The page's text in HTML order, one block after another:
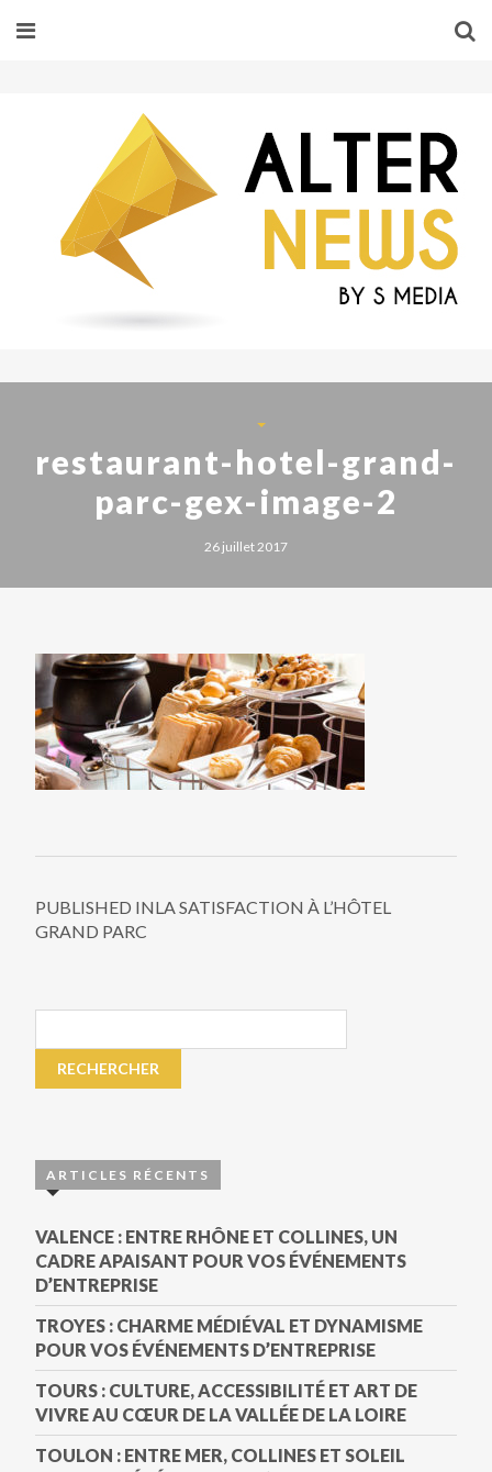
restaurant-hotel-grand-
parc-gex-image-2
26 juillet 2017
PUBLISHED INLA SATISFACTION À L’HÔTEL
GRAND PARC
ARTICLES RÉCENTS
VALENCE : ENTRE RHÔNE ET COLLINES, UN
CADRE APAISANT POUR VOS ÉVÉNEMENTS
D’ENTREPRISE
TROYES : CHARME MÉDIÉVAL ET DYNAMISME
POUR VOS ÉVÉNEMENTS D’ENTREPRISE
TOURS : CULTURE, ACCESSIBILITÉ ET ART DE
VIVRE AU CŒUR DE LA VALLÉE DE LA LOIRE
TOULON : ENTRE MER, COLLINES ET SOLEIL